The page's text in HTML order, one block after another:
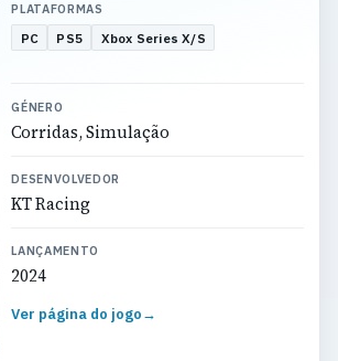
PLATAFORMAS
PC PS5 Xbox Series X/S
GÉNERO
Corridas, Simulação
DESENVOLVEDOR
KT Racing
LANÇAMENTO
2024
Ver página do jogo→